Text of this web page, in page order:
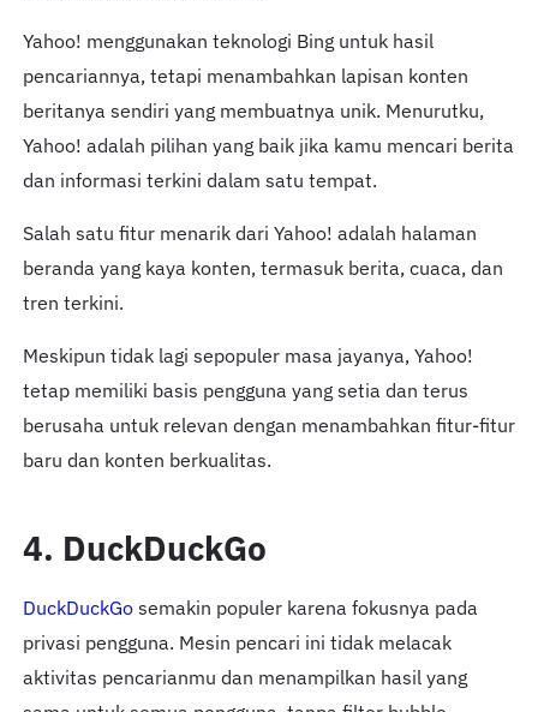
Yahoo! menggunakan teknologi Bing untuk hasil
pencariannya, tetapi menambahkan lapisan konten
beritanya sendiri yang membuatnya unik. Menurutku,
Yahoo! adalah pilihan yang baik jika kamu mencari berita
dan informasi terkini dalam satu tempat.
Salah satu fitur menarik dari Yahoo! adalah halaman
beranda yang kaya konten, termasuk berita, cuaca, dan
tren terkini.
Meskipun tidak lagi sepopuler masa jayanya, Yahoo!
tetap memiliki basis pengguna yang setia dan terus
berusaha untuk relevan dengan menambahkan fitur-fitur
baru dan konten berkualitas.
4. DuckDuckGo
DuckDuckGosemakin populer karena fokusnya pada
privasi pengguna. Mesin pencari ini tidak melacak
aktivitas pencarianmu dan menampilkan hasil yang